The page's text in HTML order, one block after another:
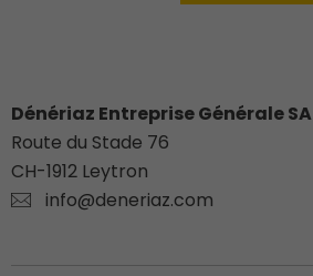
Dénériaz Entreprise Générale SA
Route du Stade 76
CH-1912 Leytron
info@deneriaz.com